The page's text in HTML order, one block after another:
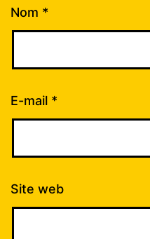
Nom *
E-mail *
Site web